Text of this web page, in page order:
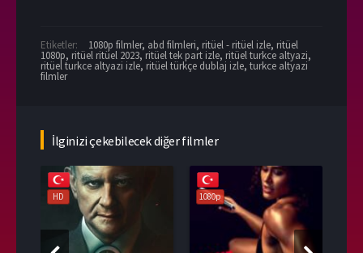
Etiketler: 1080p filmler, abd filmleri, ritüel - ritüel izle, ritüel
1080p, ritüel ritüel 2023, ritüel tek part izle, ritüel turkce altyazi,
ritüel turkce altyazi izle, ritüel türkçe dublaj izle, turkce altyazi
filmler
İlginizi çekebilecek diğer filmler
HD 1080p